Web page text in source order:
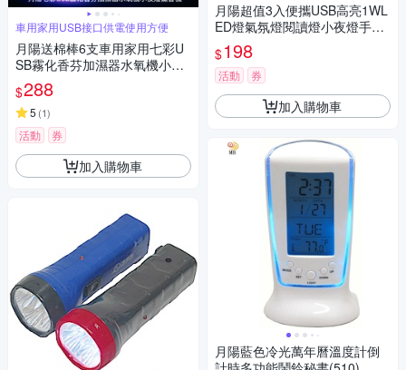
車用家用USB接口供電使用方便
月陽送棉棒6支車用家用七彩U
SB霧化香芬加濕器水氧機小夜
燈薰香機(MBH2)
$288
5 (1)
活動 券
加入購物車
月陽超值3入便攜USB高亮1WL
ED燈氣氛燈閱讀燈小夜燈手電
筒(HQ13)
$198
活動 券
加入購物車
月陽藍色冷光萬年曆溫度計倒